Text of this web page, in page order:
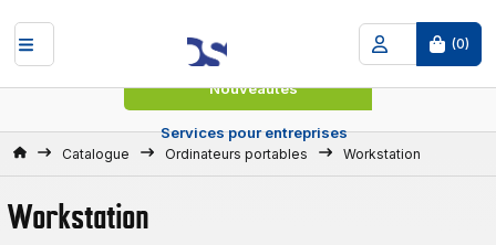
(0)
Nouveautés
Services pour entreprises
AccueilCatalogue Ordinateurs portables Workstation
Workstation